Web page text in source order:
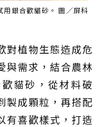
用銀合歡貓砂。 圖／屏科
對植物生態造成危
與需求，結合農林
貓砂，從材料破
製成顆粒，再搭配
有喜歡樣式，打造